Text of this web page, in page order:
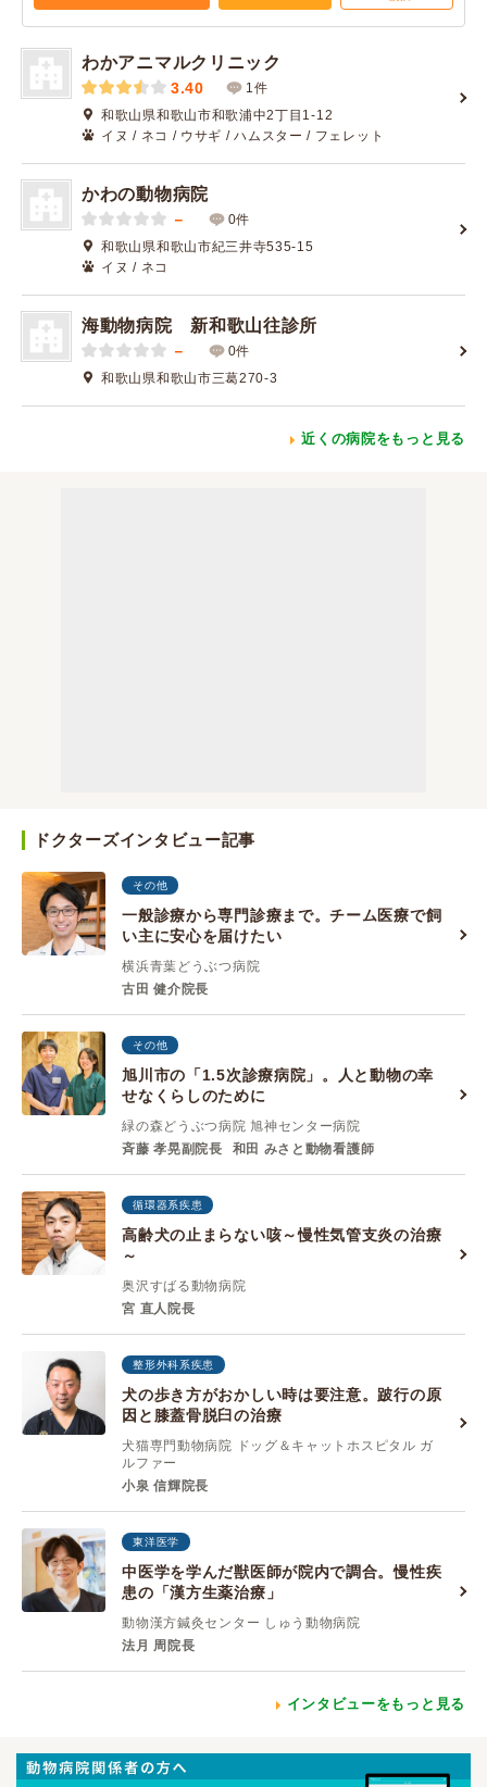
わかアニマルクリニック
3.40
1件
和歌山県和歌山市和歌浦中2丁目1-12
イヌ / ネコ / ウサギ / ハムスター / フェレット
かわの動物病院
－
0件
和歌山県和歌山市紀三井寺535-15
イヌ / ネコ
海動物病院 新和歌山往診所
－
0件
和歌山県和歌山市三葛270-3
近くの病院をもっと見る
ドクターズインタビュー記事
その他
一般診療から専門診療まで。チーム医療で飼
い主に安心を届けたい
横浜青葉どうぶつ病院
古田 健介院長
その他
旭川市の「1.5次診療病院」。人と動物の幸
せなくらしのために
緑の森どうぶつ病院 旭神センター病院
斉藤 孝晃副院長
和田 みさと動物看護師
循環器系疾患
高齢犬の止まらない咳～慢性気管支炎の治療
～
奥沢すばる動物病院
宮 直人院長
整形外科系疾患
犬の歩き方がおかしい時は要注意。跛行の原
因と膝蓋骨脱臼の治療
犬猫専門動物病院 ドッグ＆キャットホスピタル ガ
ルファー
小泉 信輝院長
東洋医学
中医学を学んだ獣医師が院内で調合。慢性疾
患の「漢方生薬治療」
動物漢方鍼灸センター しゅう動物病院
法月 周院長
インタビューをもっと見る